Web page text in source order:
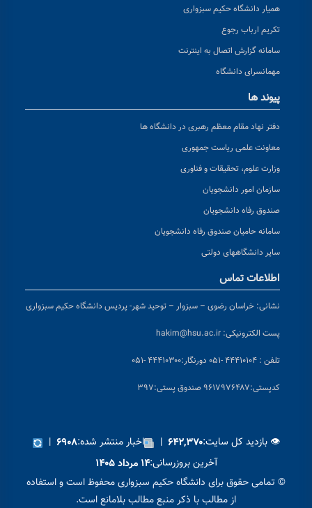
همیار دانشگاه حکیم سبزواری
تکریم ارباب رجوع
سامانه گزارش اتصال به اینترنت
مهمانسرای دانشگاه
پیوند ها
دفتر نهاد مقام معظم رهبری در دانشگاه ها
معاونت علمی ریاست جمهوری
وزارت علوم، تحقیقات و فناوری
سازمان امور دانشجویان
صندوق رفاه دانشجویان
سامانه حامیان صندوق رفاه دانشجویان
سایر دانشگاههای دولتی
اطلاعات تماس
نشانی:خراسان رضوی – سبزوار – توحید شهر- پردیس دانشگاه حکیم سبزواری
پست الکترونیکی:hakim@hsu.ac.ir
تلفن : ۴۴۴۱۰۱۰۴ -۰۵۱ دورنگار:۴۴۴۱۰۳۰۰ -۰۵۱
پستی:۹۶۱۷۹۷۶۴۸۷ صندوق پستی:۳۹۷
👁 بازدید کل سایت:۶۴۲,۳۷۰| اخبار منتشر شده: ۶۹۰۸|
آخرین بروزرسانی:۱۴ مرداد ۱۴۰۵
© تمامی حقوق برای دانشگاه حکیم سبزواری محفوظ است و استفاده
از مطالب با ذکر منبع مطالب بلامانع است.